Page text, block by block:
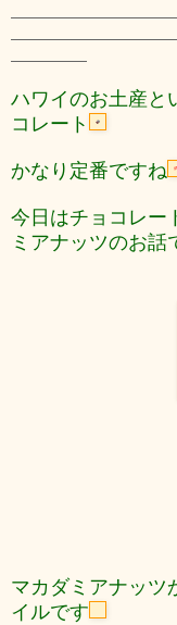
ハワイのお土産と
コレート
かなり定番ですね
今日はチョコレー
ミアナッツのお話
マカダミアナッツ
イルです